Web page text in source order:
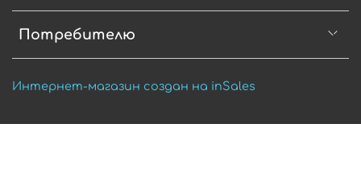
Потребителю
Интернет-магазин создан на inSales